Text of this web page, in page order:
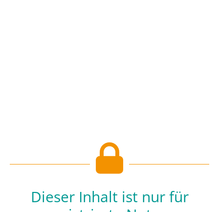
Dieser Inhalt ist nur für